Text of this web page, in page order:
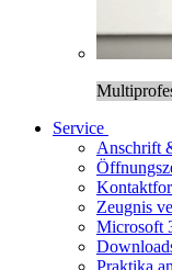
Service
Anschrift
Zeugnis
Microsoft
Praktika